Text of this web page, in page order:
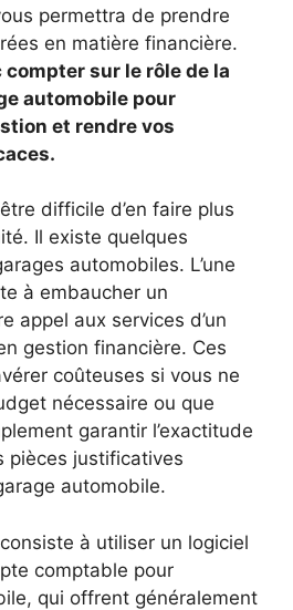
permettra de prendre
en matière financière.
sur le rôle de la
automobile pour
et rendre vos
difficile d’en faire plus
Il existe quelques
automobiles. L’une
à embaucher un
appel aux services d’un
gestion financière. Ces
coûteuses si vous ne
nécessaire ou que
garantir l’exactitude
pièces justificatives
automobile.
à utiliser un logiciel
comptable pour
qui offrent généralement